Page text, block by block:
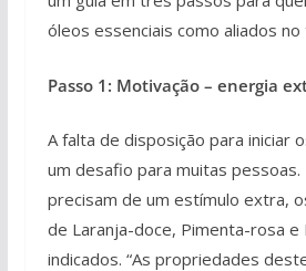
óleos essenciais como aliados no
Passo 1: Motivação – energia
A falta de disposição para iniciar
um desafio para muitas pessoas.
precisam de um estímulo extra,
de Laranja-doce, Pimenta-rosa e
indicados. “As propriedades